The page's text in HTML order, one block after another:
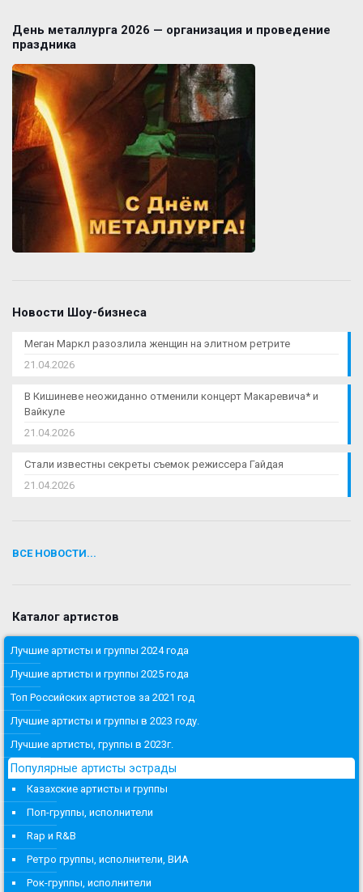
День металлурга 2026 — организация и проведение
праздника
Новости Шоу-бизнеса
Меган Маркл разозлила женщин на элитном ретрите
21.04.2026
В Кишиневе неожиданно отменили концерт Макаревича* и
Вайкуле
21.04.2026
Стали известны секреты съемок режиссера Гайдая
21.04.2026
ВСЕ НОВОСТИ...
Каталог артистов
Лучшие артисты и группы 2024 года
Лучшие артисты и группы 2025 года
Топ Российских артистов за 2021 год
Лучшие артисты и группы в 2023 году.
Лучшие артисты, группы в 2023г.
Популярные артисты эстрады
Казахские артисты и группы
Поп-группы, исполнители
Rap и R&B
Ретро группы, исполнители, ВИА
Рок-группы, исполнители